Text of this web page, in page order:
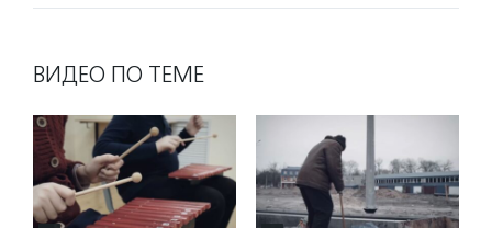
ВИДЕО ПО ТЕМЕ